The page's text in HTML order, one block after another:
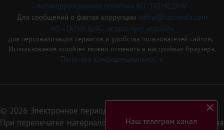
Антикоррупционная политика АО "ТАТМЕДИА"
Для сообщений о фактах коррупции vafina@tatmedia.com
АО «ТАТМЕДИА» использует «cookie»
для персонализации сервисов и удобства пользователей сайтом.
Использование «cookie» можно отменить в настройках браузера.
Политика конфиденциальности
© 2026 Электронное периодическое издание «Татарстан»
При перепечатке материалов или их фрагментов ссылка на
Наш телеграм канал